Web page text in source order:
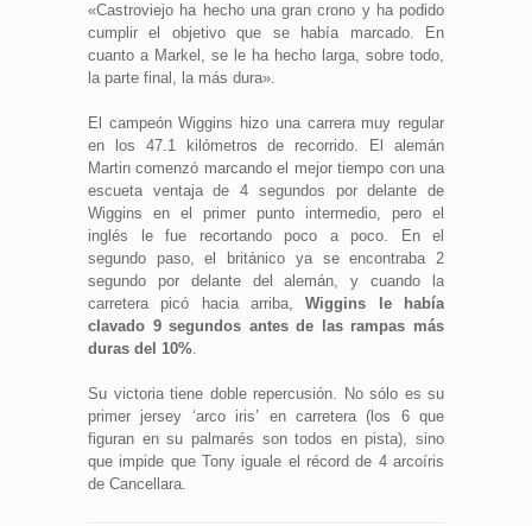
«Castroviejo ha hecho una gran crono y ha podido
cumplir el objetivo que se había marcado. En
cuanto a Markel, se le ha hecho larga, sobre todo,
la parte final, la más dura».
El campeón Wiggins hizo una carrera muy regular
en los 47.1 kilómetros de recorrido. El alemán
Martin comenzó marcando el mejor tiempo con una
escueta ventaja de 4 segundos por delante de
Wiggins en el primer punto intermedio, pero el
inglés le fue recortando poco a poco. En el
segundo paso, el británico ya se encontraba 2
segundo por delante del alemán, y cuando la
carretera picó hacia arriba,Wiggins le había
clavado 9 segundos antes de las rampas más
duras del 10%.
Su victoria tiene doble repercusión. No sólo es su
primer jersey ‘arco iris’ en carretera (los 6 que
figuran en su palmarés son todos en pista), sino
que impide que Tony iguale el récord de 4 arcoíris
de Cancellara.